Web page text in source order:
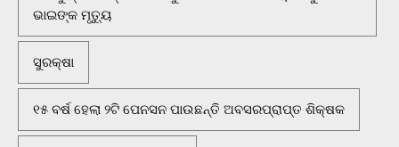
ଭାଇଙ୍କ ମୃତ୍ୟୁ
ସୁରକ୍ଷା
୧୫ ବର୍ଷ ହେଲା ୨ଟି ପେନସନ ପାଉଛନ୍ତି ଅବସରପ୍ରାପ୍ତ ଶିକ୍ଷକ